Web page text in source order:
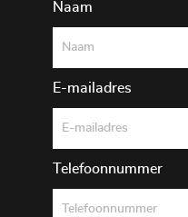
Naam
E-mailadres
Telefoonnummer